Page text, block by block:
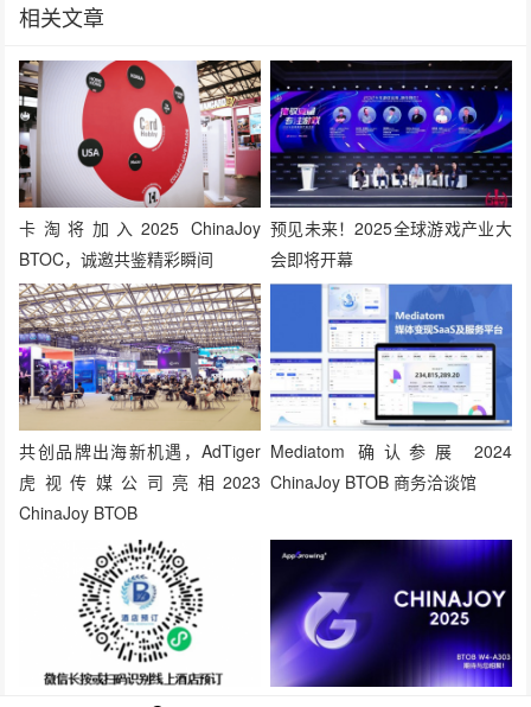
相关文章
卡淘将加入2025 ChinaJoy
BTOC，诚邀共鉴精彩瞬间
预见未来！2025全球游戏产业大
会即将开幕
共创品牌出海新机遇，AdTiger
虎视传媒公司亮相2023
ChinaJoy BTOB
Mediatom 确认参展 2024
ChinaJoy BTOB 商务洽谈馆